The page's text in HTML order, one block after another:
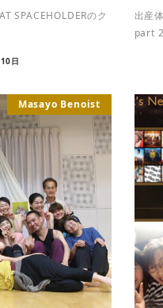
SPACEHOLDERのク
日
出産
part
Masayo Benoist